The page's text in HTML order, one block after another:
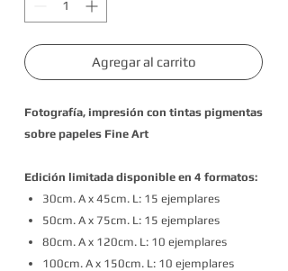
Agregar al carrito
Fotografía, impresión con tintas pigmentas
sobre papeles Fine Art
Edición limitada disponible en 4 formatos:
30cm. A x 45cm. L: 15 ejemplares
50cm. A x 75cm. L: 15 ejemplares
80cm. A x 120cm. L: 10 ejemplares
100cm. A x 150cm. L: 10 ejemplares